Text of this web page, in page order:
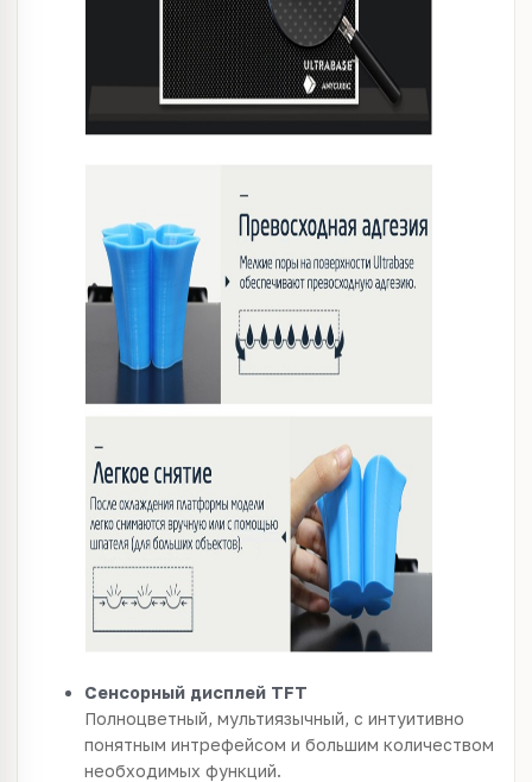
Сенсорный дисплей TFT
Полноцветный, мультиязычный, с интуитивно
понятным интрефейсом и большим количеством
необходимых функций.